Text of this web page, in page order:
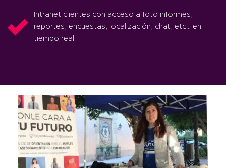
Intranet clientes con acceso a foto informes,
reportes, encuestas, localización, chat, etc… en
tiempo real.